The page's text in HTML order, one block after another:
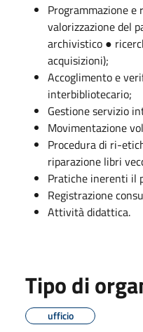
Programmazione
valorizzazione del
archivistico ●
acquisizioni);
Accoglimento e
interbibliotecario;
Gestione servizio
Movimentazione
Procedura di ri-
riparazione libri
Pratiche inerenti il
Registrazione
Attività didattica.
Tipo di
ufficio